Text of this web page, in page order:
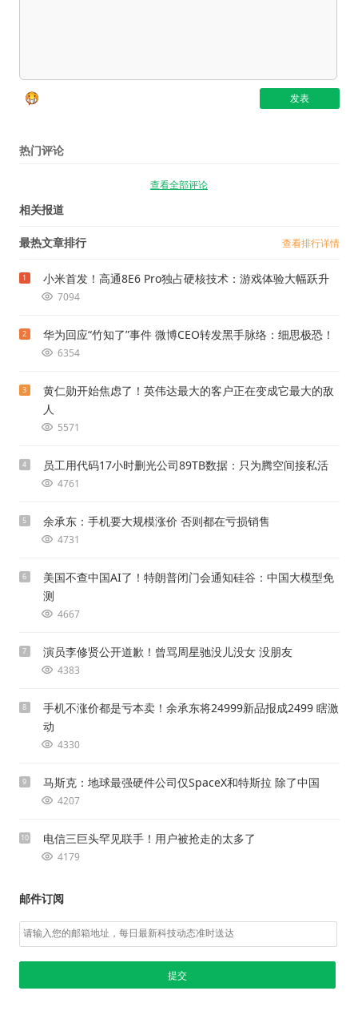
热门评论
查看全部评论
相关报道
最热文章排行 查看排行详情
1 小米首发！高通8E6 Pro独占硬核技术：游戏体验大幅跃升
7094
2 华为回应“竹知了”事件 微博CEO转发黑手脉络：细思极恐！
6354
3
黄仁勋开始焦虑了！英伟达最大的客户正在变成它最大的敌
人
5571
4 员工用代码17小时删光公司89TB数据：只为腾空间接私活
4761
5 余承东：手机要大规模涨价 否则都在亏损销售
4731
6
美国不查中国AI了！特朗普闭门会通知硅谷：中国大模型免
测
4667
7 演员李修贤公开道歉！曾骂周星驰没儿没女 没朋友
4383
8
手机不涨价都是亏本卖！余承东将24999新品报成2499 瞎激
动
4330
9 马斯克：地球最强硬件公司仅SpaceX和特斯拉 除了中国
4207
10 电信三巨头罕见联手！用户被抢走的太多了
4179
邮件订阅